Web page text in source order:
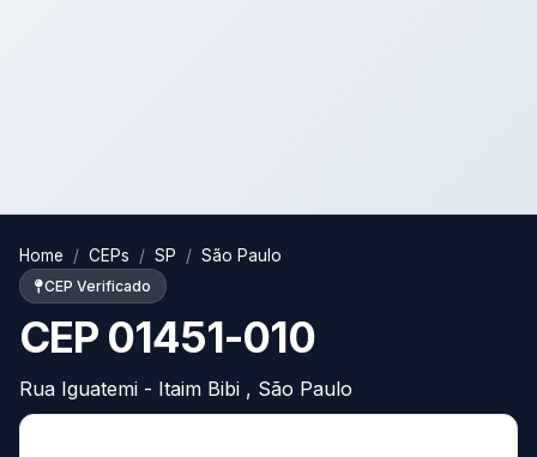
Home CEPs SP São Paulo
CEP Verificado
CEP 01451-010
Rua Iguatemi - Itaim Bibi , São Paulo